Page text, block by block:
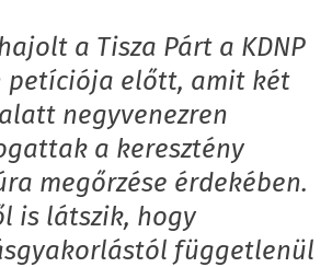
a Tisza Párt a KDNP
petíciója előtt, amit két
negyvenezren
a keresztény
megőrzése érdekében.
is látszik, hogy
függetlenül